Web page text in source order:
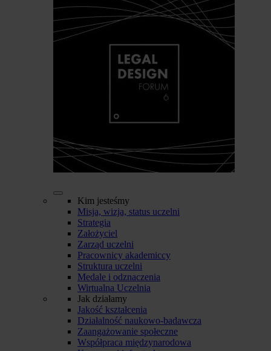
Kim jesteśmy
Misja, wizja, status uczelni
Strategia
Założyciel
Zarząd uczelni
Pracownicy akademiccy
Struktura uczelni
Medale i odznaczenia
Wirtualna Uczelnia
Jak działamy
Jakość kształcenia
Działalność naukowo-badawcza
Zaangażowanie społeczne
Współpraca międzynarodowa